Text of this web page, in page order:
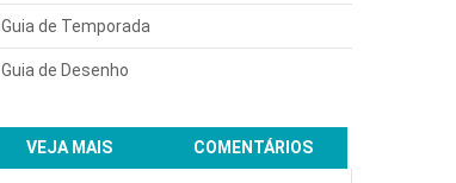
Guia de Temporada
Guia de Desenho
VEJA MAIS COMENTÁRIOS